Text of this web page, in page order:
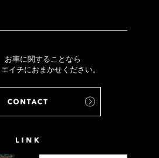
お車に関することなら
イチにおまかせください。